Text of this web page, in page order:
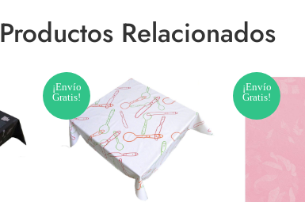
Productos Relacionados
¡Envío
Gratis!
¡Envío
Gratis!